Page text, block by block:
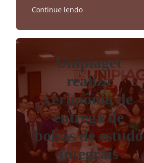
Continue lendo
Unipiaget
realiza
cerimônia de
entrega de
bolsas de estudo
integrais